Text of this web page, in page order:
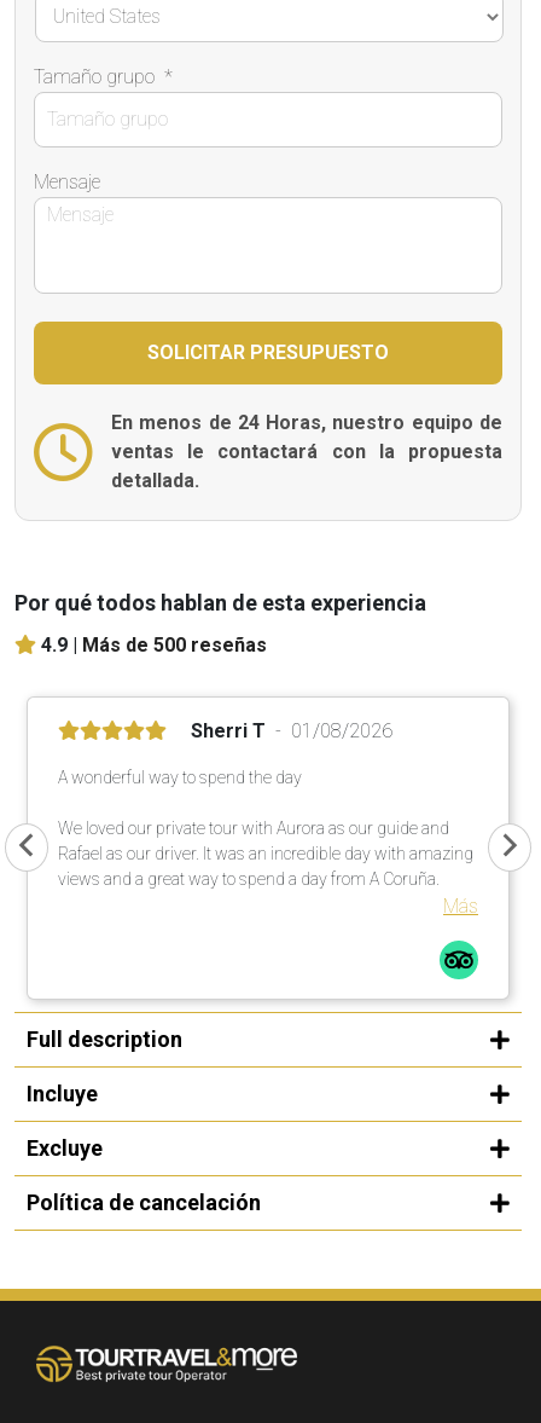
Tamaño grupo *
Mensaje
En menos de 24 Horas, nuestro equipo de
ventas le contactará con la propuesta
detallada.
Por qué todos hablan de esta experiencia
4.9 | Más de 500 reseñas
Sherri T 01/08/2026
A wonderful way to spend the day
We loved our private tour with Aurora as our guide and
Rafael as our driver. It was an incredible day with amazing
views and a great way to spend a day from A Coruña.
Más
Full description
Incluye
Excluye
Política de cancelación